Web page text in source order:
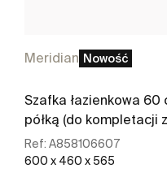
Meridian Nowość
Szafka łazienkowa
półką (do kompletacji
Ref: A858106607
600 x 460 x 565